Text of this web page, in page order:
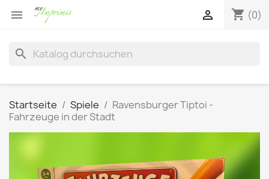
 shopping_cart (0)

search
Startseite Spiele
Ravensburger Tiptoi -
Fahrzeuge in der Stadt